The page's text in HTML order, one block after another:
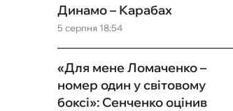
5 серпня 18:54
Динамо – Карабах
«Для мене Ломаченко –
номер один у світовому
боксі»: Сенченко оцінив